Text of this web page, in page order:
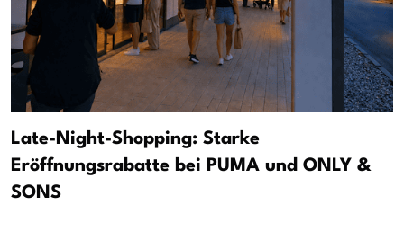
Late-Night-Shopping: Starke
Eröffnungsrabatte bei PUMA und ONLY &
SONS